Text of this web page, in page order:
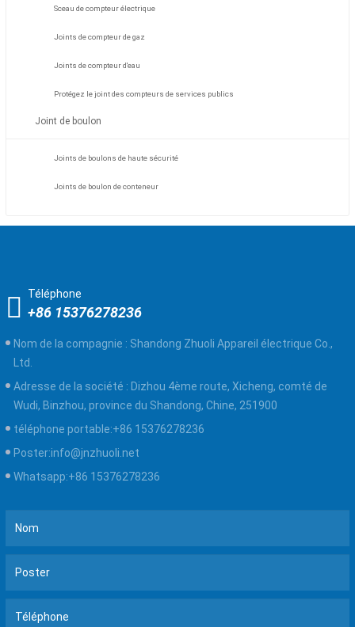
Sceau de compteur électrique
Joints de compteur de gaz
Joints de compteur d'eau
Protégez le joint des compteurs de services publics
Joint de boulon
Joints de boulons de haute sécurité
Joints de boulon de conteneur
Téléphone
+86 15376278236
Nom de la compagnie : Shandong Zhuoli Appareil électrique Co.,
Ltd.
Adresse de la société : Dizhou 4ème route, Xicheng, comté de
Wudi, Binzhou, province du Shandong, Chine, 251900
téléphone portable:+86 15376278236
Poster:info@jnzhuoli.net
Whatsapp:+86 15376278236